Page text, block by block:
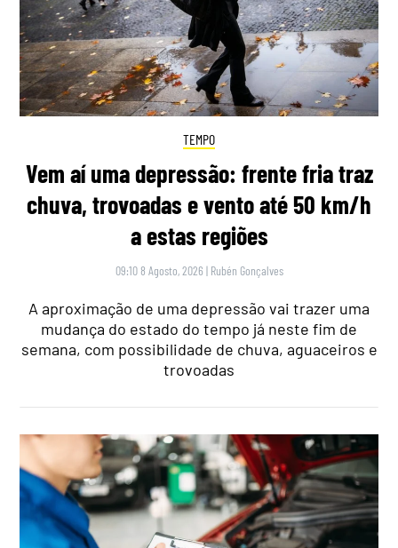
TEMPO
Vem aí uma depressão: frente fria traz
chuva, trovoadas e vento até 50 km/h
a estas regiões
09:10 8 Agosto, 2026 | Rubén Gonçalves
A aproximação de uma depressão vai trazer uma
mudança do estado do tempo já neste fim de
semana, com possibilidade de chuva, aguaceiros e
trovoadas